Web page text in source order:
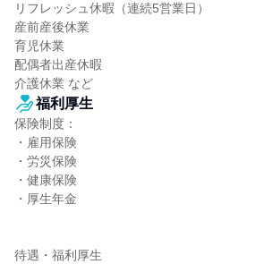
リフレッシュ休暇（連続5営業日）
産前産後休業
育児休業
配偶者出産休暇
介護休業 など
福利厚生
保険制度：
・雇用保険
・労災保険
・健康保険
・厚生年金
待遇・福利厚生